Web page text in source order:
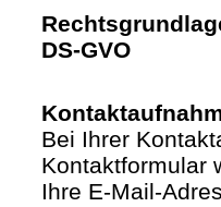
DS-GVO
Bei Ihrer
Kontaktformular
Ihre E-Mail-